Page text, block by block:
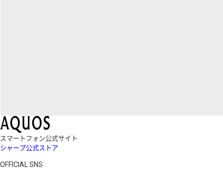
スマートフォン公式サイト
シャープ公式ストア
OFFICIAL SNS